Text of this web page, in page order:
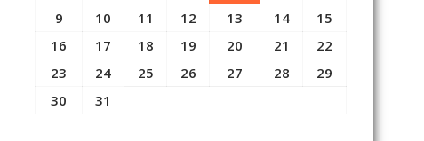
9
10 11 12 13 14
15
16
17 18 19 20 21
22
23
24 25 26 27 28
29
30
31